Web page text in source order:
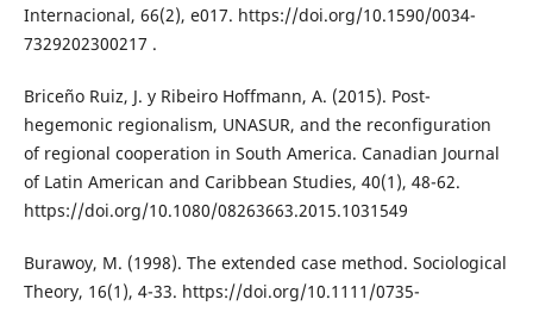
Internacional, 66(2), e017. https://doi.org/10.1590/0034-
7329202300217 .
Briceño Ruiz, J. y Ribeiro Hoffmann, A. (2015). Post-
hegemonic regionalism, UNASUR, and the reconfiguration
of regional cooperation in South America. Canadian Journal
of Latin American and Caribbean Studies, 40(1), 48-62.
https://doi.org/10.1080/08263663.2015.1031549
Burawoy, M. (1998). The extended case method. Sociological
Theory, 16(1), 4-33. https://doi.org/10.1111/0735-